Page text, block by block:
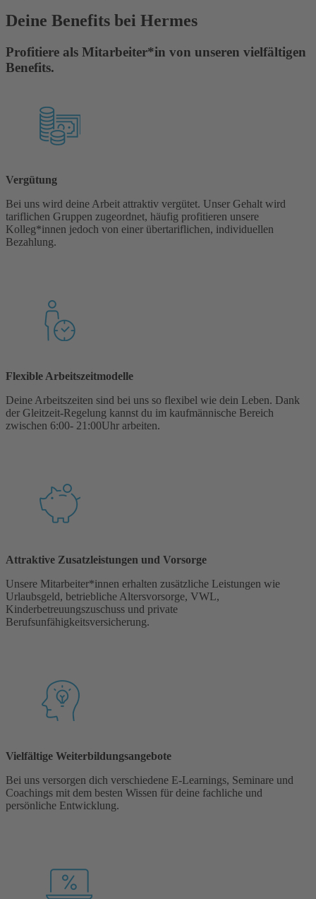
Deine Benefits bei Hermes
Profitiere als Mitarbeiter*in von unseren vielfältigen
Benefits.
Vergütung
Bei uns wird deine Arbeit attraktiv vergütet. Unser Gehalt wird
tariflichen Gruppen zugeordnet, häufig profitieren unsere
Kolleg*innen jedoch von einer übertariflichen, individuellen
Bezahlung.
Flexible Arbeitszeitmodelle
Deine Arbeitszeiten sind bei uns so flexibel wie dein Leben. Dank
der Gleitzeit-Regelung kannst du im kaufmännische Bereich
zwischen 6:00- 21:00Uhr arbeiten.
Attraktive Zusatzleistungen und Vorsorge
Unsere Mitarbeiter*innen erhalten zusätzliche Leistungen wie
Urlaubsgeld, betriebliche Altersvorsorge, VWL,
Kinderbetreuungszuschuss und private
Berufsunfähigkeitsversicherung.
Vielfältige Weiterbildungsangebote
Bei uns versorgen dich verschiedene E-Learnings, Seminare und
Coachings mit dem besten Wissen für deine fachliche und
persönliche Entwicklung.